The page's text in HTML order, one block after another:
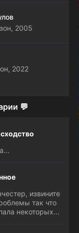
2005
2022
💬
извините
так что
некоторых...